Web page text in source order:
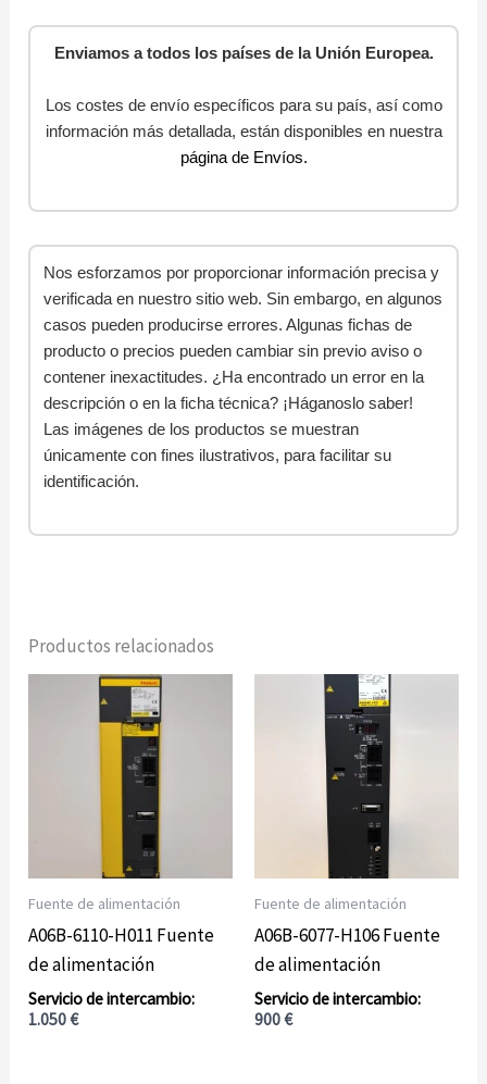
Enviamos a todos los países de la Unión Europea.
Los costes de envío específicos para su país, así como
información más detallada, están disponibles en nuestra
página de Envíos.
Nos esforzamos por proporcionar información precisa y
verificada en nuestro sitio web. Sin embargo, en algunos
casos pueden producirse errores. Algunas fichas de
producto o precios pueden cambiar sin previo aviso o
contener inexactitudes. ¿Ha encontrado un error en la
descripción o en la ficha técnica? ¡Háganoslo saber!
Las imágenes de los productos se muestran
únicamente con fines ilustrativos, para facilitar su
identificación.
Productos relacionados
Fuente de alimentación
A06B-6110-H011 Fuente
de alimentación
1.050€
Fuente de alimentación
A06B-6077-H106 Fuente
de alimentación
900€